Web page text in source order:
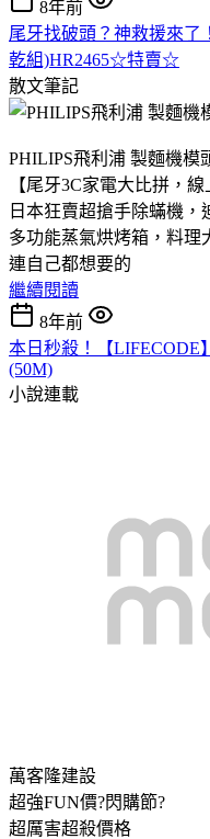
8年前
尾牙找破頭？神救援來了
乾組)HR2465☆特賣☆
散文筆記
PHILIPS飛利浦 製麵機模
【尾牙3C家電大比拼，線
日本狂賣超搶手除蟎機，
多功能蒸氣烘烤箱，料理
連自己都想要的
繼續閱讀
8年前
本日秒殺！【LIFECODE
(50M)
小說連載
萬客隆建設
超強FUN價?閃購節?
超厲害超殺價格